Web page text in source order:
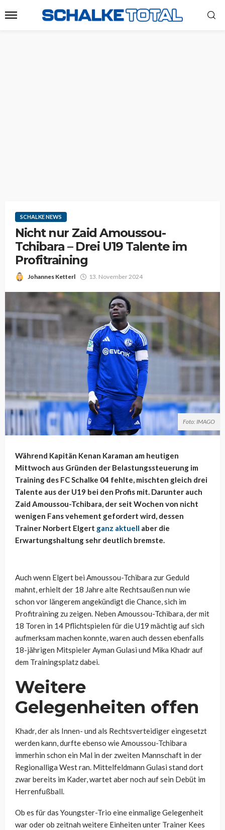
SCHALKE NEWS
Nicht nur Zaid Amoussou-
Tchibara – Drei U19 Talente im
Profitraining
Johannes Ketterl 13. November 2024
Foto: IMAGO
Während Kapitän Kenan Karaman am heutigen
Mittwoch aus Gründen der Belastungssteuerung im
Training des FC Schalke 04 fehlte, mischten gleich drei
Talente aus der U19 bei den Profis mit. Darunter auch
Zaid Amoussou-Tchibara, der seit Wochen von nicht
wenigen Fans vehement gefordert wird, dessen
Trainer Norbert Elgert ganz aktuell aber die
Erwartungshaltung sehr deutlich bremste.
Auch wenn Elgert bei Amoussou-Tchibara zur Geduld
mahnt, erhielt der 18 Jahre alte Rechtsaußen nun wie
schon vor längerem angekündigt die Chance, sich im
Profitraining zu zeigen. Neben Amoussou-Tchibara, der mit
18 Toren in 14 Pflichtspielen für die U19 mächtig auf sich
aufmerksam machen konnte, waren auch dessen ebenfalls
18-jährigen Mitspieler Ayman Gulasi und Mika Khadr auf
dem Trainingsplatz dabei.
Weitere
Gelegenheiten offen
Khadr, der als Innen- und als Rechtsverteidiger eingesetzt
werden kann, durfte ebenso wie Amoussou-Tchibara
immerhin schon ein Mal in der zweiten Mannschaft in der
Regionalliga West ran. Mittelfeldmann Gulasi stand dort
zwar bereits im Kader, wartet aber noch auf sein Debüt im
Herrenfußball.
Ob es für das Youngster-Trio eine einmalige Gelegenheit
war oder ob zeitnah weitere Einheiten unter Trainer Kees